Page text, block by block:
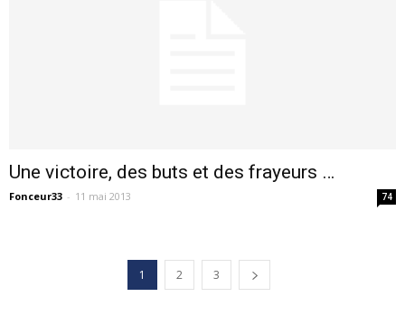
Une victoire, des buts et des frayeurs …
Fonceur33 - 11 mai 2013 74
1 2 3